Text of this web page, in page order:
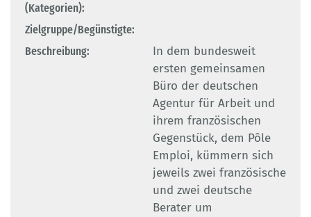
(Kategorien):
Zielgruppe/Begünstigte:
Beschreibung:
In dem bundesweit
ersten gemeinsamen
Büro der deutschen
Agentur für Arbeit und
ihrem französischen
Gegenstück, dem Pôle
Emploi, kümmern sich
jeweils zwei französische
und zwei deutsche
Berater um